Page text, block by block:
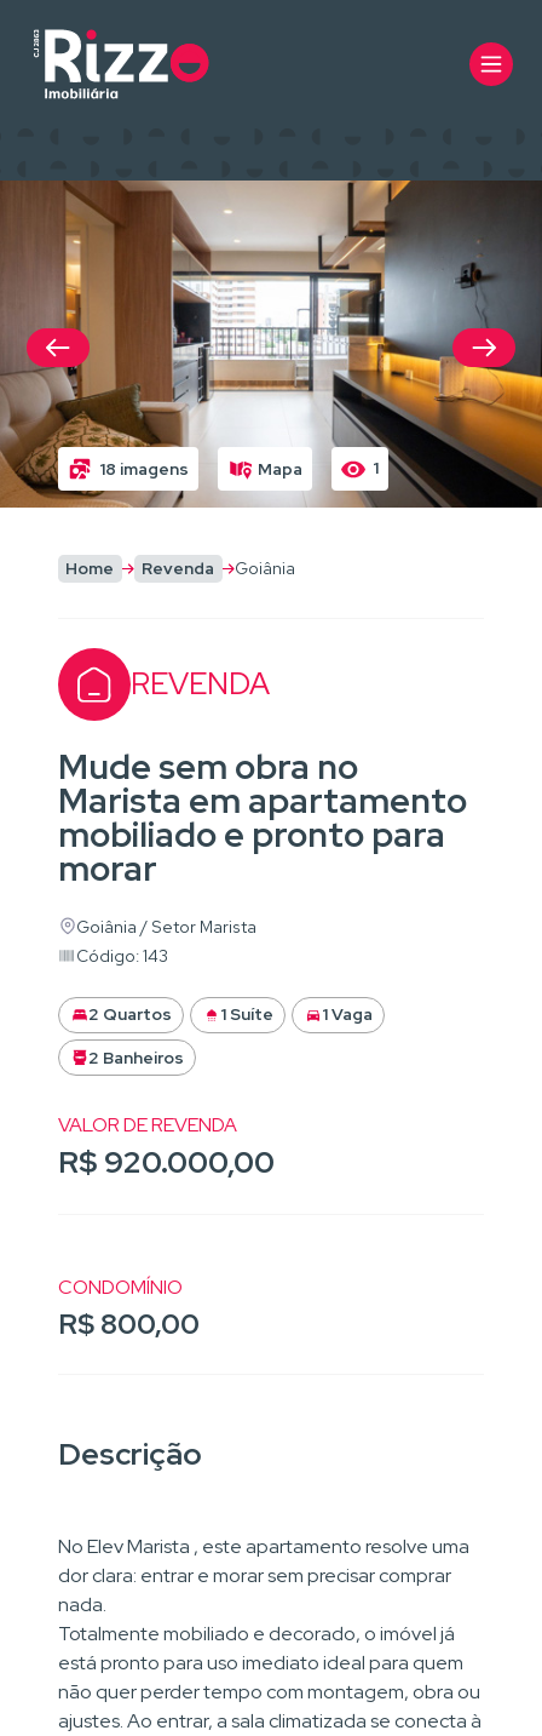
18 imagens Mapa 1
Home Revenda Goiânia
REVENDA
Mude sem obra no
Marista em apartamento
mobiliado e pronto para
morar
Goiânia / Setor Marista
Código: 143
2 Quartos 1 Suíte
1 Vaga
2 Banheiros
VALOR DE REVENDA
R$ 920.000,00
CONDOMÍNIO
R$ 800,00
Descrição
No Elev Marista , este apartamento resolve uma
dor clara: entrar e morar sem precisar comprar
nada.
Totalmente mobiliado e decorado, o imóvel já
está pronto para uso imediato ideal para quem
não quer perder tempo com montagem, obra ou
ajustes. Ao entrar, a sala climatizada se conecta à